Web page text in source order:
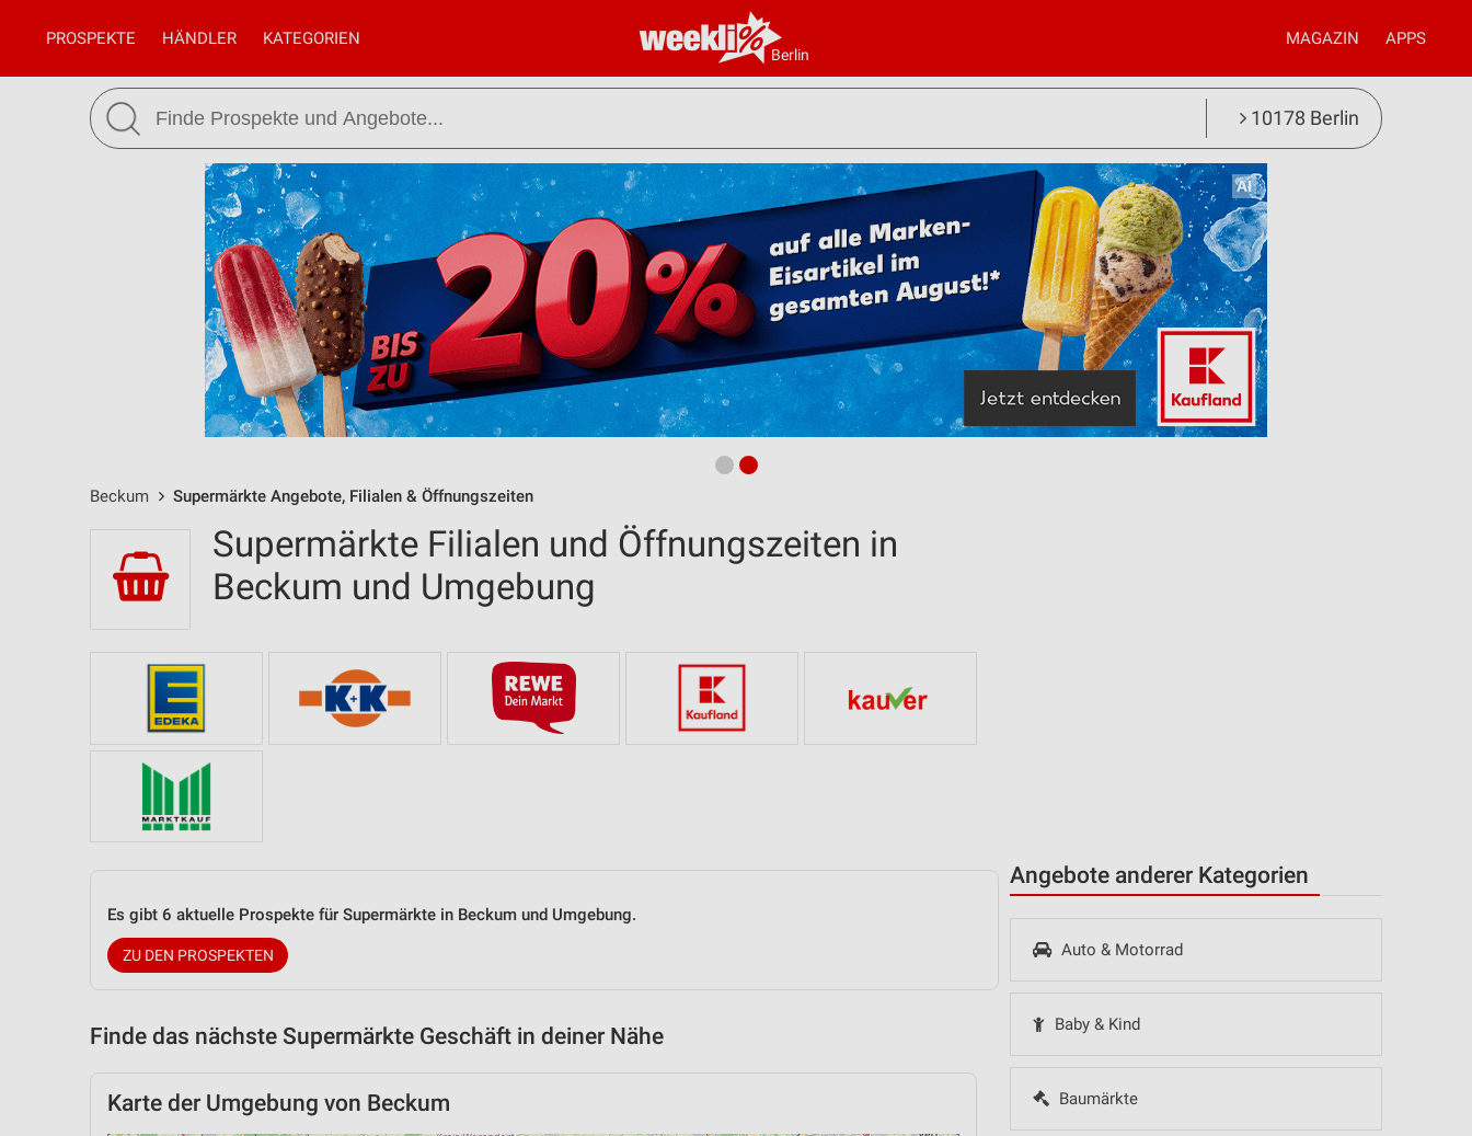
Berlin
PROSPEKTE HÄNDLER KATEGORIEN MAGAZIN APPS
10178 Berlin
Beckum Supermärkte Angebote, Filialen & Öffnungszeiten
Angebote anderer Kategorien
Auto & Motorrad
Baby & Kind
Baumärkte
Supermärkte Filialen und Öffnungszeiten in
Beckum und Umgebung
Es gibt 6 aktuelle Prospekte für Supermärkte in Beckum und Umgebung.
ZU DEN PROSPEKTEN
Finde das nächste Supermärkte Geschäft in deiner Nähe
Karte der Umgebung von Beckum